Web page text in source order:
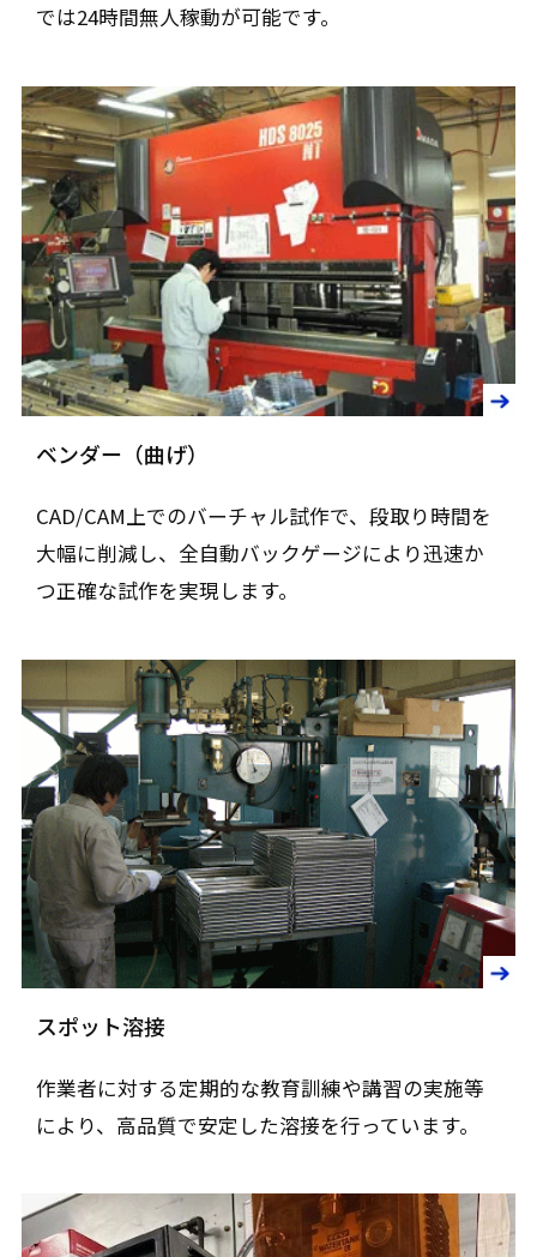
では24時間無人稼動が可能です。
ベンダー（曲げ）
CAD/CAM上でのバーチャル試作で、段取り時間を
大幅に削減し、全自動バックゲージにより迅速か
つ正確な試作を実現します。
スポット溶接
作業者に対する定期的な教育訓練や講習の実施等
により、高品質で安定した溶接を行っています。